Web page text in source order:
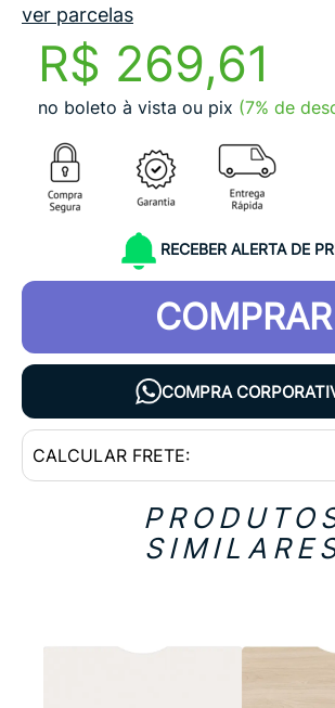
ver parcelas
R$ 269,61
no boleto à vista ou pix (7% de
RECEBER ALERTA DE
COMPRAR
COMPRA